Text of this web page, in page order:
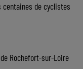
centaines de cyclistes
Rochefort-sur-Loire